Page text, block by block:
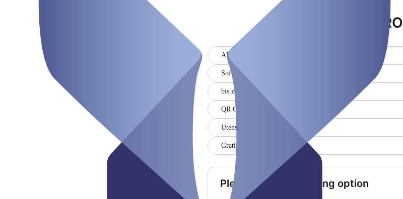
Fotobox PRO
AKTION
Sofortdruck
bis zu Gäste (300)
QR Code Feature
Utensilien / Accessoires
Gratis Versand
Please select a booking option